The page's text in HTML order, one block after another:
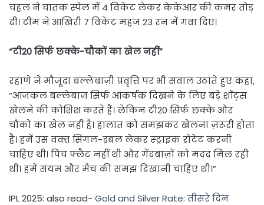
चहल ने घातक स्पेल में 4 विकेट लेकर केकेआर की कमर तोड़
दी। टीम ने आखिरी 7 विकेट महज 23 रन में गंवा दिए।
“टी20 सिर्फ छक्के-चौकों का खेल नहीं”
रहाणे ने मौजूदा बल्लेबाज़ी प्रवृत्ति पर भी सवाल उठाते हुए कहा,
“आजकल बल्लेबाज़ सिर्फ आकर्षक दिखने के लिए बड़े शॉट्स
खेलने की कोशिश करते हैं। लेकिन टी20 सिर्फ छक्के और
चौकों का खेल नहीं है। हालात को समझकर खेलना ज़रूरी होता
है। हमें उस वक़्त सिंगल-डबल लेकर स्ट्राइक रोटेट करनी
चाहिए थी। पिच फ्लैट नहीं थी और गेंदबाज़ों को मदद मिल रही
थी। हमें संयम और मैच की समझ दिखानी चाहिए थी।”
IPL 2025: also read- Gold and Silver Rate: तीसरे दिन